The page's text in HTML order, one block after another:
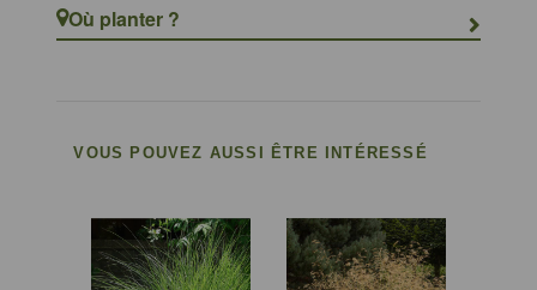
Où planter ?
VOUS POUVEZ AUSSI ÊTRE INTÉRESSÉ